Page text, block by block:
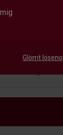
Glömt
träningar.